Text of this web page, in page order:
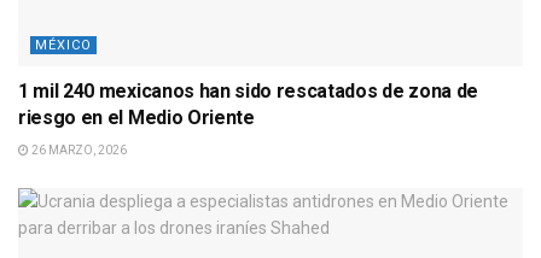
MÉXICO
1 mil 240 mexicanos han sido rescatados de zona de
riesgo en el Medio Oriente
26 MARZO, 2026